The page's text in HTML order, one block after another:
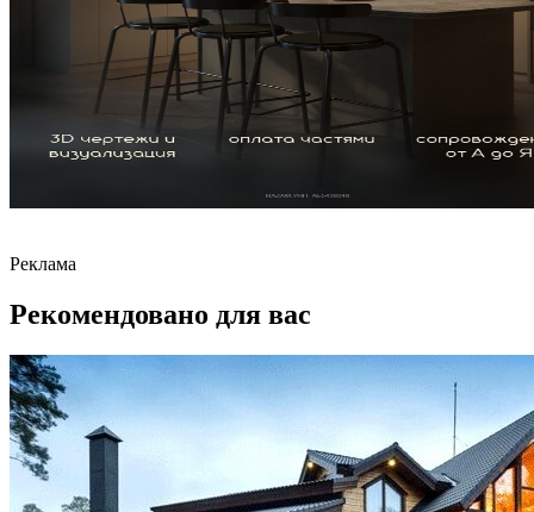
Реклама
Рекомендовано для вас